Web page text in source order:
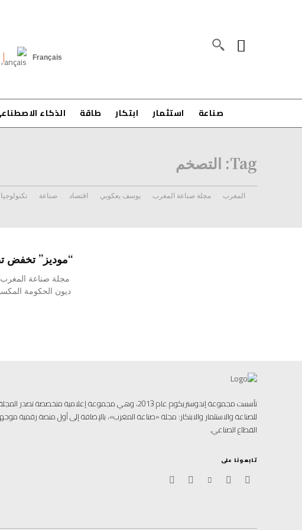
Français
صناعة استثمار ابتكار طاقة الذكاء
Tag: التصخم
المغرب مجلة صناعة المغرب يوسف يعكوبي اقتصاد صناعة تكنولوجيا
“موديز” تخفض
مجلة صناعة
تأسست مجموعة إندوستريكوم عام 2013، وهي مجموعة إعلامية متخصصة
للصناعة والاستثمار والابتكار: مجلة «صناعة المغرب»، بالإضافة إلى أول منصة رقمية
القطاع الصناعي.
تابعونا على